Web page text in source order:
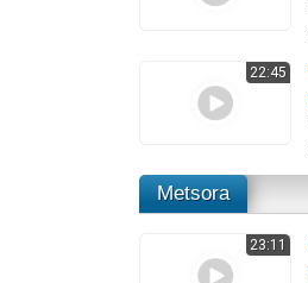
22:45
Metsora
23:11